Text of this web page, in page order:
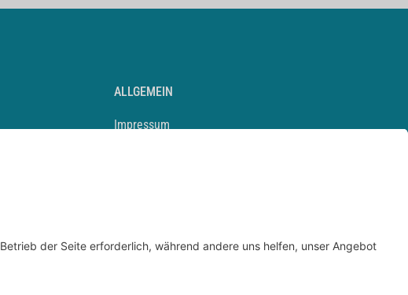
ALLGEMEIN
Impressum